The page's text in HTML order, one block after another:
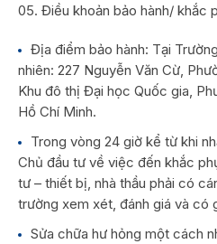
Điều khoản bảo hành/ khắc
Địa điểm bảo hành: Tại
nhiên: 227 Nguyễn Văn Cừ,
Khu đô thị Đại học Quốc gia,
Hồ Chí Minh.
Trong vòng 24 giờ kể từ khi
Chủ đầu tư về việc đến khắc
tư – thiết bị, nhà thầu phải có
trường xem xét, đánh giá và có
Sửa chữa hư hỏng một cách